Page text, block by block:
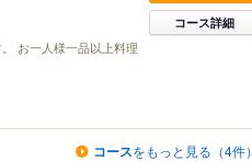
お一人様一品以上料理
コース詳細
コースをもっと見る（4件）